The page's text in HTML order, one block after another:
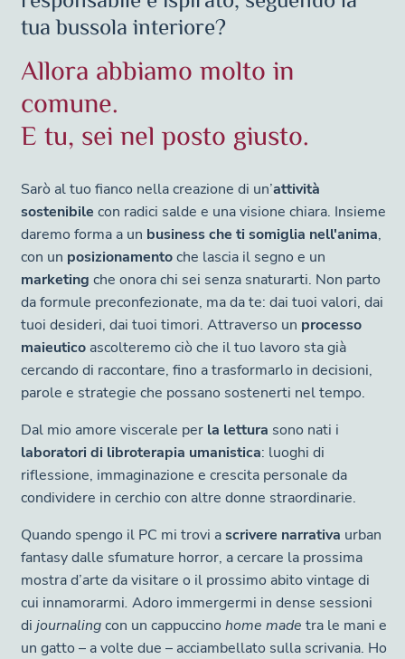
tua bussola interiore?
Allora abbiamo molto in
comune.
E tu, sei nel posto giusto.
Sarò al tuo fianco nella creazione di un’attività
sostenibile con radici salde e una visione chiara. Insieme
daremo forma a un business che ti somiglia nell'anima,
con un posizionamentoche lascia il segno e un
marketing che onora chi sei senza snaturarti. Non parto
da formule preconfezionate, ma da te: dai tuoi valori, dai
tuoi desideri, dai tuoi timori. Attraverso un processo
maieutico ascolteremo ciò che il tuo lavoro sta già
cercando di raccontare, fino a trasformarlo in decisioni,
parole e strategie che possano sostenerti nel tempo.
Dal mio amore viscerale per la lettura sono nati i
laboratori di libroterapia umanistica: luoghi di
riflessione, immaginazione e crescita personale da
condividere in cerchio con altre donne straordinarie.
Quando spengo il PC mi trovi ascrivere narrativa urban
fantasy dalle sfumature horror, a cercare la prossima
mostra d’arte da visitare o il prossimo abito vintage di
cui innamorarmi. Adoro immergermi in dense sessioni
di journalingcon un cappuccino home made tra le mani e
un gatto – a volte due – acciambellato sulla scrivania. Ho